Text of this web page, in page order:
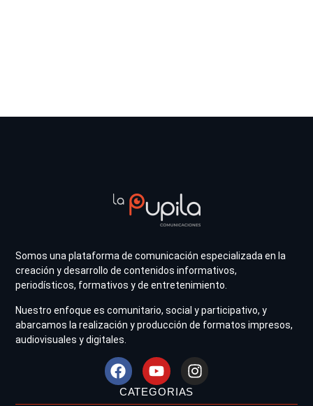
Somos una plataforma de comunicación especializada en la
creación y desarrollo de contenidos informativos,
periodísticos, formativos y de entretenimiento.
Nuestro enfoque es comunitario, social y participativo, y
abarcamos la realización y producción de formatos impresos,
audiovisuales y digitales.
CATEGORIAS